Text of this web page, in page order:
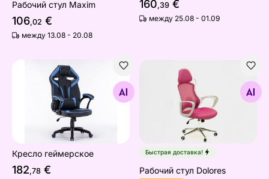
Рабочий стул Maxim
106,02 €
между 13.08 - 20.08
160,39 €
между 25.08 - 01.09
Кресло геймерское
Найдите похожие
Кресло геймерское
182,78 €
Рабочий стул Dolores
Найдите похожие
Быстрая доставка!
Рабочий стул Dolores